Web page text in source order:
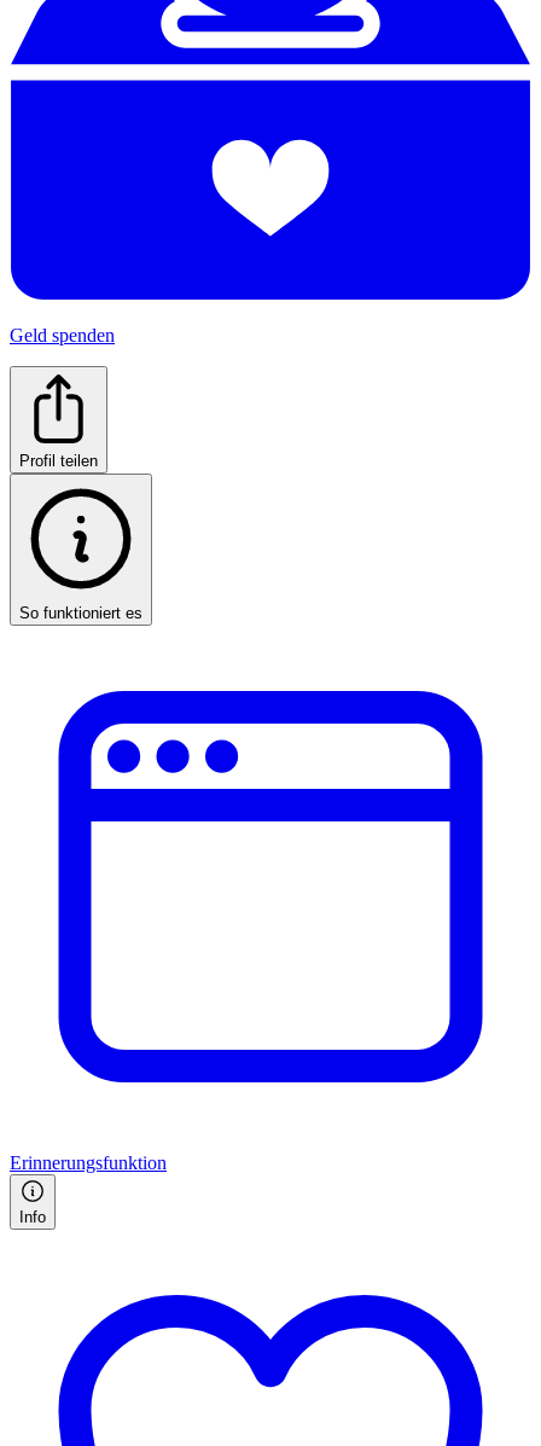
Geld spenden
Profil teilen
So funktioniert es
Erinnerungsfunktion
Info